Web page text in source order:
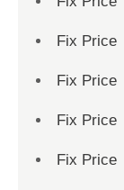
Fix Price
Fix Price
Fix Price
Fix Price